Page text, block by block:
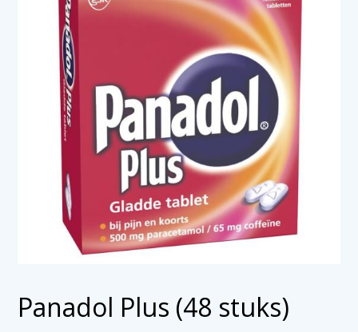
Panadol Plus (48 stuks)